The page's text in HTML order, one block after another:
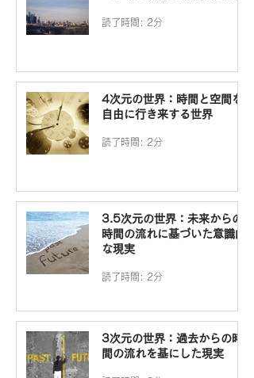
読了時間: 2分
4次元の世界：時間と空間を
自由に行き来する世界
読了時間: 2分
3.5次元の世界：未来からの
時間の流れに基づいた意識的
な現実
読了時間: 2分
3次元の世界：過去からの時
間の流れを基にした現実